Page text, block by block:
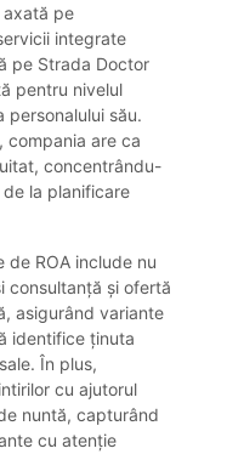
axată pe
integrate
pe Strada Doctor
pentru nivelul
personalului său.
compania are ca
concentrându-
la planificare
de ROA include nu
consultanță și ofertă
asigurând variante
identifice ținuta
În plus,
cu ajutorul
nuntă, capturând
cu atenție